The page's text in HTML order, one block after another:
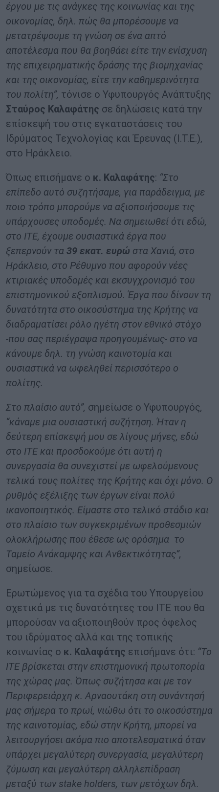
έργου με τις ανάγκες της κοινωνίας και της
οικονομίας, δηλ. πώς θα μπορέσουμε να
μετατρέψουμε τη γνώση σε ένα απτό
αποτέλεσμα που θα βοηθάει είτε την ενίσχυση
της επιχειρηματικής δράσης της βιομηχανίας
και της οικονομίας, είτε την καθημερινότητα
του πολίτη”, τόνισε ο Υφυπουργός Ανάπτυξης
Σταύρος Καλαφάτης σε δηλώσεις κατά την
επίσκεψή του στις εγκαταστάσεις του
Ιδρύματος Τεχνολογίας και Έρευνας (Ι.Τ.Ε.),
στο Ηράκλειο.
Όπως επισήμανε ο κ. Καλαφάτης: “Στο
επίπεδο αυτό συζητήσαμε, για παράδειγμα, με
ποιο τρόπο μπορούμε να αξιοποιήσουμε τις
υπάρχουσες υποδομές. Να σημειωθεί ότι εδώ,
στο ΙΤΕ, έχουμε ουσιαστικά έργα που
ξεπερνούν τα 39 εκατ. ευρώ στα Χανιά, στο
Ηράκλειο, στο Ρέθυμνο που αφορούν νέες
κτιριακές υποδομές και εκσυγχρονισμό του
επιστημονικού εξοπλισμού. Έργα που δίνουν τη
δυνατότητα στο οικοσύστημα της Κρήτης να
διαδραματίσει ρόλο ηγέτη στον εθνικό στόχο
-που σας περιέγραψα προηγουμένως- στο να
κάνουμε δηλ. τη γνώση καινοτομία και
ουσιαστικά να ωφεληθεί περισσότερο ο
πολίτης.
Στο πλαίσιο αυτό”, σημείωσε ο Υφυπουργός,
“κάναμε μια ουσιαστική συζήτηση. Ήταν η
δεύτερη επίσκεψή μου σε λίγους μήνες, εδώ
στο ΙΤΕ και προσδοκούμε ότι αυτή η
συνεργασία θα συνεχιστεί με ωφελούμενους
τελικά τους πολίτες της Κρήτης και όχι μόνο. Ο
ρυθμός εξέλιξης των έργων είναι πολύ
ικανοποιητικός. Είμαστε στο τελικό στάδιο και
στο πλαίσιο των συγκεκριμένων προθεσμιών
ολοκλήρωσης που έθεσε ως ορόσημα το
Ταμείο Ανάκαμψης και Ανθεκτικότητας”,
σημείωσε.
Ερωτώμενος για τα σχέδια του Υπουργείου
σχετικά με τις δυνατότητες του ΙΤΕ που θα
μπορούσαν να αξιοποιηθούν προς όφελος
του ιδρύματος αλλά και της τοπικής
κοινωνίας ο κ. Καλαφάτης επισήμανε ότι: “Το
ΙΤΕ βρίσκεται στην επιστημονική πρωτοπορία
της χώρας μας. Όπως συζήτησα και με τον
Περιφερειάρχη κ. Αρναουτάκη στη συνάντησή
μας σήμερα το πρωί, νιώθω ότι το οικοσύστημα
της καινοτομίας, εδώ στην Κρήτη, μπορεί να
λειτουργήσει ακόμα πιο αποτελεσματικά όταν
υπάρχει μεγαλύτερη συνεργασία, μεγαλύτερη
ζύμωση και μεγαλύτερη αλληλεπίδραση
μεταξύ των stake holders, των μετόχων δηλ.